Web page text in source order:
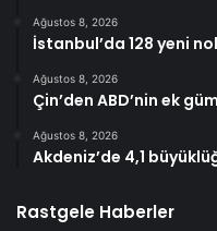
Ağustos 8, 2026
İstanbul’da 128 yeni
Ağustos 8, 2026
Çin’den ABD’nin ek
Ağustos 8, 2026
Akdeniz’de 4,1
Rastgele Haberler